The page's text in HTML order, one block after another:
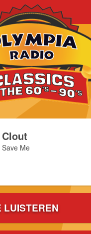
Clout
Save Me
LUISTEREN